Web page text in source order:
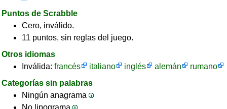
Puntos de Scrabble
Cero, inválido.
11 puntos, sin reglas del juego.
Otros idiomas
Inválida: francés italiano inglés alemán
rumano
Categorías sin palabras
Ningún anagrama
No lipograma